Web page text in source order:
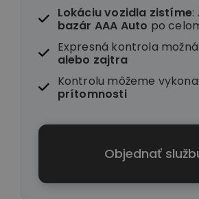
Lokáciu vozidla zistíme:
bazár AAA Auto po
Expresná kontrola možná
alebo zajtra
Kontrolu môžeme
prítomnosti
Objednať